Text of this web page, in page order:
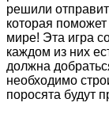
решили
которая
мире! Эта игра
каждом из них
должна
необходимо
поросята будут